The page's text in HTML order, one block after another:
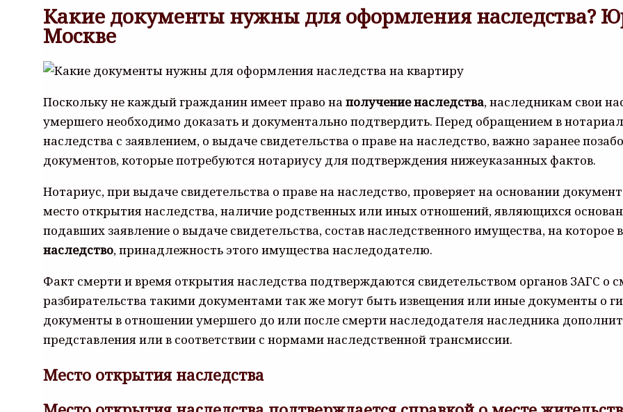
Какие документы нужны для оформления наследства?
Москве
Поскольку не каждый гражданин имеет право на получение наследства, наследникам свои
умершего необходимо доказать и документально подтвердить. Перед обращением в
наследства с заявлением, о выдаче свидетельства о праве на наследство, важно заранее
документов, которые потребуются нотариусу для подтверждения нижеуказанных фактов.
Нотариус, при выдаче свидетельства о праве на наследство, проверяет на основании
место открытия наследства, наличие родственных или иных отношений, являющихся
подавших заявление о выдаче свидетельства, состав наследственного имущества, на которое
наследство, принадлежность этого имущества наследодателю.
Факт смерти и время открытия наследства подтверждаются свидетельством органов ЗАГС о
разбирательства такими документами так же могут быть извещения или иные документы о
документы в отношении умершего до или после смерти наследодателя наследника
представления или в соответствии с нормами наследственной трансмиссии.
Место открытия наследства